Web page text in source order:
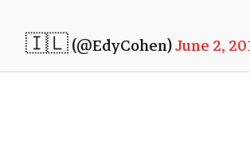
June 2,